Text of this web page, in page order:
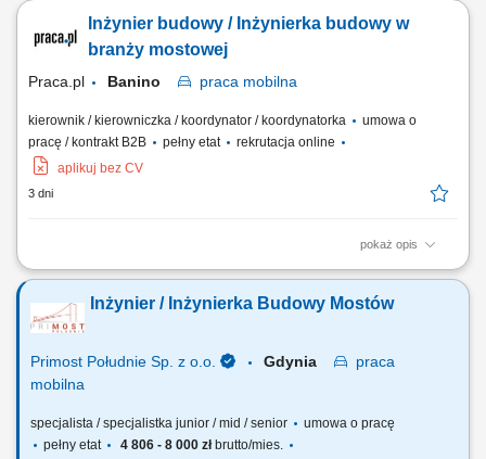
kontraktowych; prowadzenie korespondencji związanej z projektami;
opracowywanie i zgłaszanie wniosków materiałowych; archiwizacja
Inżynier budowy / Inżynierka budowy w
branży mostowej
Praca.pl Banino praca mobilna
kierownik / kierowniczka / koordynator / koordynatorka
umowa o
pracę / kontrakt B2B
pełny etat
rekrutacja online
aplikuj bez CV
3 dni
pokaż opis
Opis stanowiska Ścisłe wsparcie kadry zarządzającej na obiekcie w
Kompletowanie, weryfikacja oraz bieżące archiwizowanie dokumentacji
technicznej, materiałowej i odbiorowej; Sporządzanie wniosków
Inżynier / Inżynierka Budowy Mostów
Primost Południe Sp. z o.o. Gdynia
praca
mobilna
specjalista / specjalistka junior / mid / senior
umowa o pracę
pełny etat
4 806 - 8 000 złbrutto/mies.